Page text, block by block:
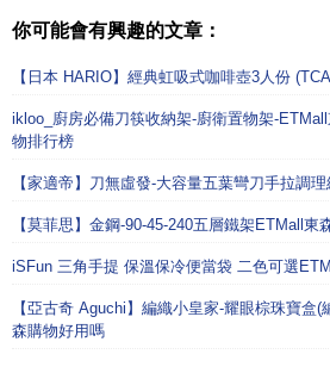
你可能會有興趣的文章：
【日本 HARIO】經典虹吸式咖啡壺3人份
ikloo_廚房必備刀筷收納架-廚衛置物架-
物排行榜
【家適帝】刀無虛發-大容量五葉彎刀手拉調
【莫菲思】金鋼-90-45-240五層鐵架ETMall東
iSFun 三角手提 保溫保冷便當袋 二色可選
【亞古奇 Aguchi】編織小皇家-耀眼棕珠寶盒
森購物好用嗎